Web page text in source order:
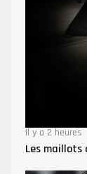
Il y a 2 heures
Les maillots